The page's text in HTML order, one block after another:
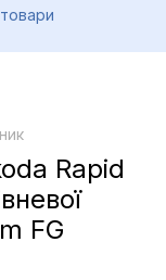
Rapid
FG